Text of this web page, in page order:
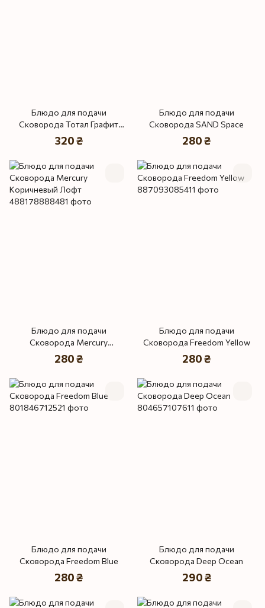
Блюдо для подачи
Сковорода Тотал Графит
плюс
320 ₴
Блюдо для подачи
Сковорода SAND Space
280 ₴
Блюдо для подачи
Сковорода Mercury
Коричневый Лофт
280 ₴
Блюдо для подачи
Сковорода Freedom Yellow
280 ₴
Блюдо для подачи
Сковорода Freedom Blue
280 ₴
Блюдо для подачи
Сковорода Deep Ocean
290 ₴